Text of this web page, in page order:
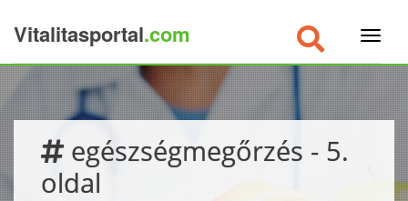
Vitalitasportal.com
egészségmegőrzés - 5.
oldal
×